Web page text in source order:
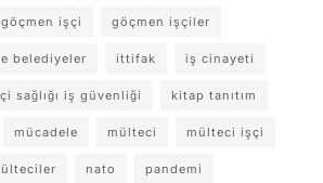
göçmen işçi göçmen işçiler
belediyeler ittifak iş cinayeti
sağlığı iş güvenliği kitap tanıtım
mücadele mülteci mülteci işçi
nato pandemi